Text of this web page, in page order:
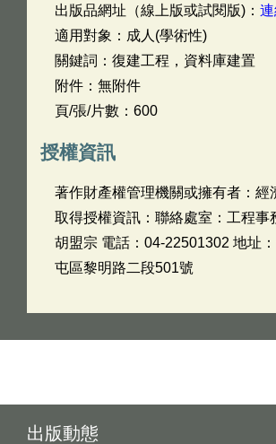
出版品網址（線上版或試閱版)：
適用對象：成人(學術性)
關鍵詞：復建工程，資料庫建置
附件：無附件
頁/張/片數：600
授權資訊
著作財產權管理機關或擁有者：經
取得授權資訊：聯絡處室：工程事
胡盟宗 電話：04-22501302 地址
屯區黎明路二段501號
出版動態